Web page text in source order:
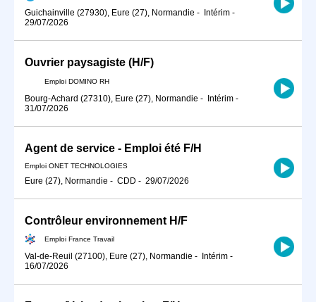
Guichainville (27930), Eure (27), Normandie - Intérim -
29/07/2026
Ouvrier paysagiste (H/F)
Emploi DOMINO RH
Bourg-Achard (27310), Eure (27), Normandie - Intérim -
31/07/2026
Agent de service - Emploi été F/H
Emploi ONET TECHNOLOGIES
Eure (27), Normandie - CDD - 29/07/2026
Contrôleur environnement H/F
Emploi France Travail
Val-de-Reuil (27100), Eure (27), Normandie - Intérim -
16/07/2026